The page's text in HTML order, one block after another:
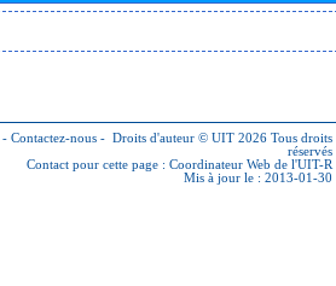
- Contactez-nous - Droits d'auteur © UIT 2026 Tous droits
réservés
Contact pour cette page : Coordinateur Web de l'UIT-R
Mis à jour le : 2013-01-30